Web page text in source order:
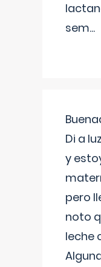
sem...
Di a
y
pero
noto
leche